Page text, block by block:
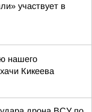
участвует в
нашего
Кикеева